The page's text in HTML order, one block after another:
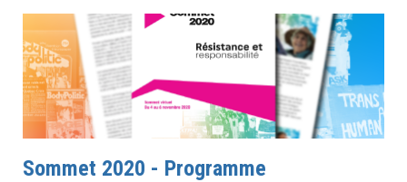
Sommet 2020 - Programme